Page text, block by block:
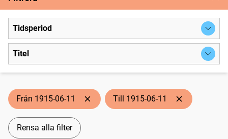
Tidsperiod
Titel
Från 1915-06-11 Till 1915-06-11
Rensa alla filter